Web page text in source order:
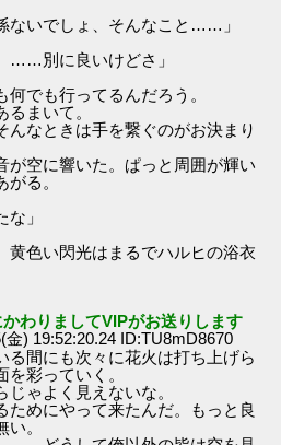
ないでしょ、そんなこと……」
……別に良いけどさ」
でも行ってるんだろう。
まいて。
なときは手を繋ぐのがお決まり
空に響いた。ぱっと周囲が輝い
る。
」
色い閃光はまるでハルヒの浴衣
わりましてVIPがお送りします
) 19:52:20.24 ID:TU8mD8670
間にも次々に花火は打ち上げら
彩っていく。
ゃよく見えないな。
めにやって来たんだ。もっと良
。